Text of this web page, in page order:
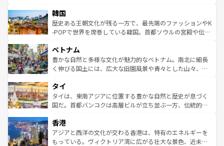
ワイを、存分に味わってほしい。 なお、新着のハワイ情報
はコンテンツ一覧を参照してほしい。
いる。アクティビティも充実しており、サーフィンやダイ
ビング、ハイキングなど、アウトドア好きにはたまらな
い。オーストラリアの多彩な魅力を存分に味わいつくそ
参照してほしい。
ン）、静ひつな山岳地帯である台湾東部など、都市の喧騒
と山間の静けさが共存しており、訪れる人に新しい発見と
驚きをもたらしてくれる。また、奥深い台湾の食文化も魅
容にもいいと評判のスイーツなど、バラエティ豊かな料理
が味わえる。 なお、新着の台湾情報は コンテンツ一覧を参
照してほしい。
韓国
歴史ある王朝文化が残る一方で、最先端のファッションやK
-POPで世界を席巻している韓国。首都ソウルの宮殿や伝統
き、地方に足を延ばせば四季折々の自然美を楽しむことが
できる。そして、キムチや焼肉、絶品のストリートフード
まで、さまざまな韓国料理が待っている。夜には、韓国な
リティに包まれながら、韓国の多彩な魅力を心ゆくまで味
わってみてほしい。 なお、新着の韓国情報はコンテンツ一
覧を参照してほしい。
ベトナム
豊かな自然と多様な文化が魅力的なベトナム。南北に細長
く伸びる国土には、広大な田園風景や青々とした山々、世
急速な発展と共に伝統が息づく。ハノイの古い町並みやホ
ーチミン市のフランス統治時代の建物も、独特の雰囲気を
醸し出している。また、バラエティの豊かさとおいしさで
とつ。フォーやバインミー、ベトナムコーヒーなどは、ぜ
ひ現地で味わいたい。どの地域を訪れてもあたたかい人々
が旅行者を迎えてくれるので、きっと忘れられない旅にな
タイ
タイは、東南アジアに位置する豊かな自然と歴史が息づく
国だ。首都バンコクは高層ビルが立ち並ぶ一方、伝統的な
の活気が交差している。北部ではチェンマイなどの山岳地
帯で自然と触れ合い、南部ではプーケットやクラビの美し
いビーチでリゾート気分を楽しむことができる。タイ料理
香港
アジアと西洋の文化が交わる香港は、特有のエネルギーを
もっている。ヴィクトリア湾に広がる壮大な景色、近未来